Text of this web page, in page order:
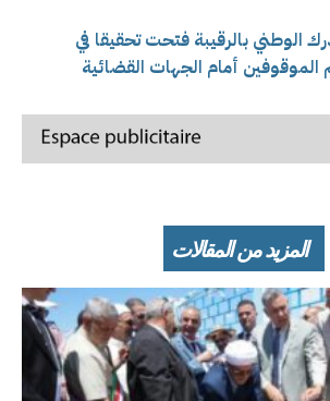
الوطني بالرقيبة فتحت تحقيقا في
أمام الجهات القضائية
المزيد من المقالات